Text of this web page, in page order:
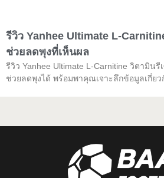
รีวิว Yanhee Ultimate L-
ช่วยลดพุงที่เห็นผล
รีวิว Yanhee Ultimate L-Carnitine วิตามิน
ช่วยลดพุงได้ พร้อมพาคุณเจาะลึกข้อมูลเกี่